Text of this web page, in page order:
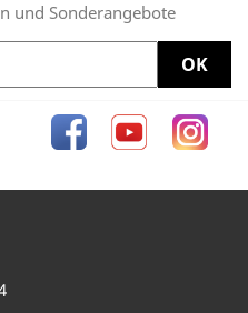
und Sonderangebote
FacebookYouTube